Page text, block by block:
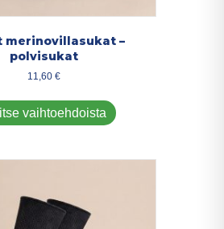
merinovillasukat –
polvisukat
11,60 €
vaihtoehdoista
tuotteella
muunnelma.